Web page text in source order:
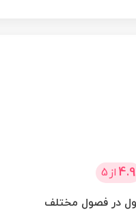
4.9 از 5